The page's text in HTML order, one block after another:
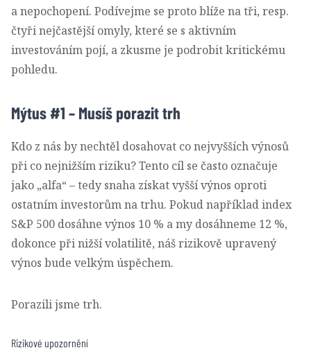
a nepochopení. Podívejme se proto blíže na tři, resp.
čtyři nejčastější omyly, které se s aktivním
investováním pojí, a zkusme je podrobit kritickému
pohledu.
Mýtus #1 – Musíš porazit trh
Kdo z nás by nechtěl dosahovat co nejvyšších výnosů
při co nejnižším riziku? Tento cíl se často označuje
jako „alfa“ – tedy snaha získat vyšší výnos oproti
ostatním investorům na trhu. Pokud například index
S&P 500 dosáhne výnos 10 % a my dosáhneme 12 %,
dokonce při nižší volatilitě, náš rizikově upravený
výnos bude velkým úspěchem.
Porazili jsme trh.
Rizikové upozornění